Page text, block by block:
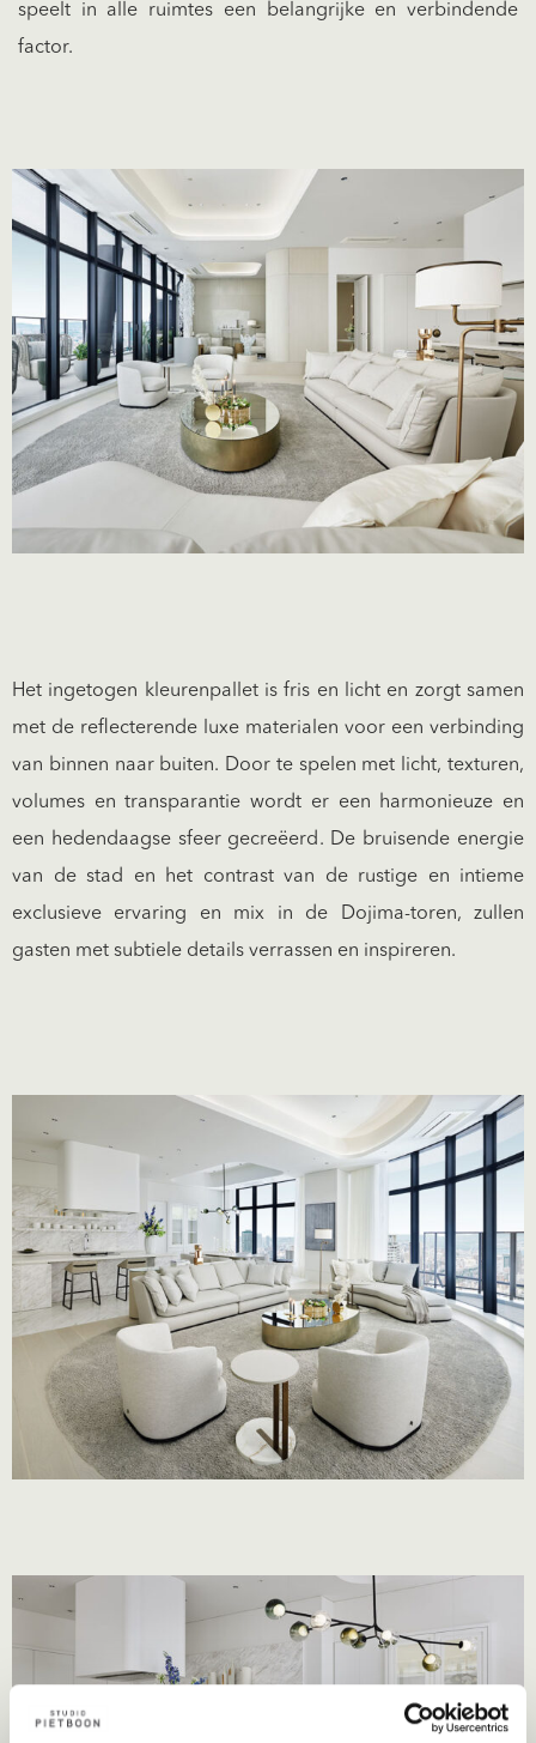
speelt in alle ruimtes een belangrijke en verbindende
factor.
Het ingetogen kleurenpallet is fris en licht en zorgt samen
met de reflecterende luxe materialen voor een verbinding
van binnen naar buiten. Door te spelen met licht, texturen,
volumes en transparantie wordt er een harmonieuze en
een hedendaagse sfeer gecreëerd. De bruisende energie
van de stad en het contrast van de rustige en intieme
exclusieve ervaring en mix in de Dojima-toren, zullen
gasten met subtiele details verrassen en inspireren.